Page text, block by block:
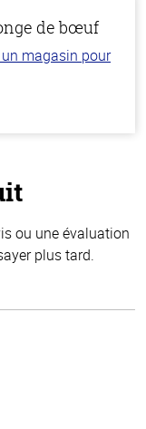
de bœuf
magasin pour
ou une évaluation
plus tard.